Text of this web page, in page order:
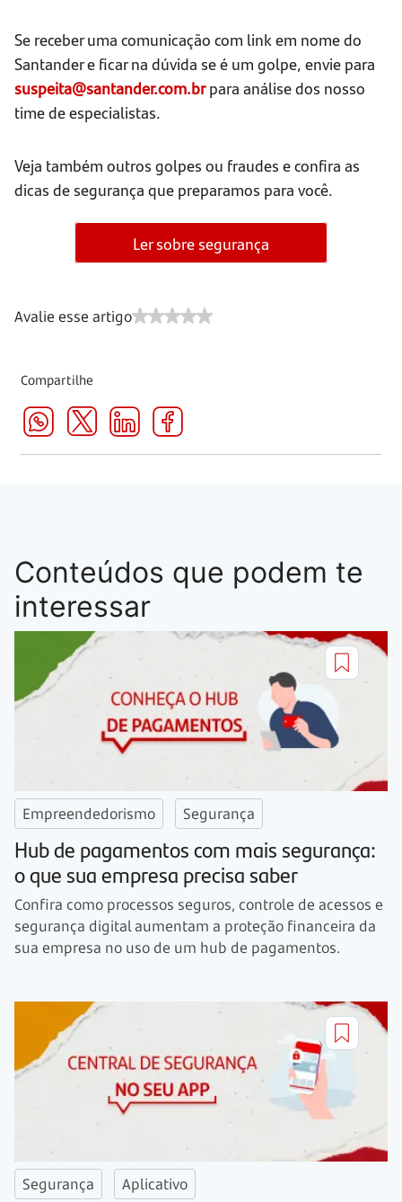
Se receber uma comunicação com link em nome do
Santander e ficar na dúvida se é um golpe, envie para
suspeita@santander.com.brpara análise dos nosso
time de especialistas.
Veja também outros golpes ou fraudes e confira as
dicas de segurança que preparamos para você.
Ler sobre segurança
Avalie esse artigo
Compartilhe
Conteúdos que podem te
interessar
Empreendedorismo Segurança
Hub de pagamentos com mais segurança:
o que sua empresa precisa saber
Confira como processos seguros, controle de acessos e
segurança digital aumentam a proteção financeira da
sua empresa no uso de um hub de pagamentos.
Segurança Aplicativo